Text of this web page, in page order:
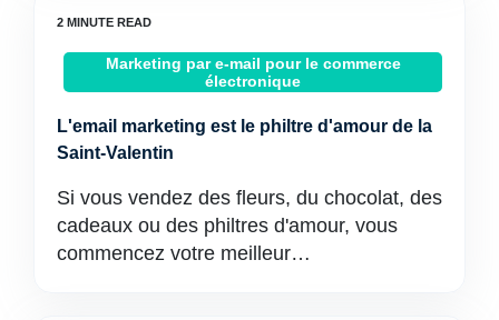
Marketing par e-mail pour le commerce
électronique
L'email marketing est le philtre d'amour de la
Saint-Valentin
Si vous vendez des fleurs, du chocolat, des
cadeaux ou des philtres d'amour, vous
commencez votre meilleur…